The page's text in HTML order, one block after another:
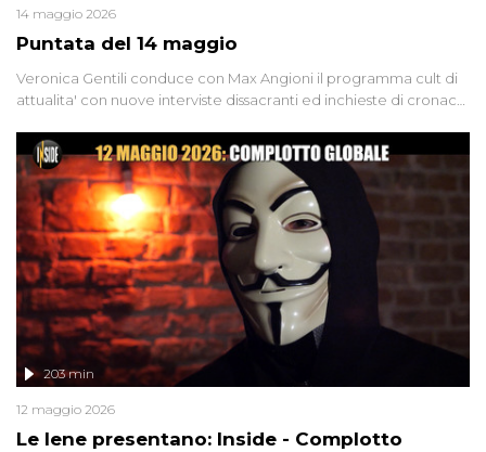
Puntata del 14 maggio
14 maggio 2026
Veronica Gentili conduce con Max Angioni il programma cult di
attualita' con nuove interviste dissacranti ed inchieste di cronaca
Le Iene presentano: Inside - Complotto
203 min
12 maggio 2026